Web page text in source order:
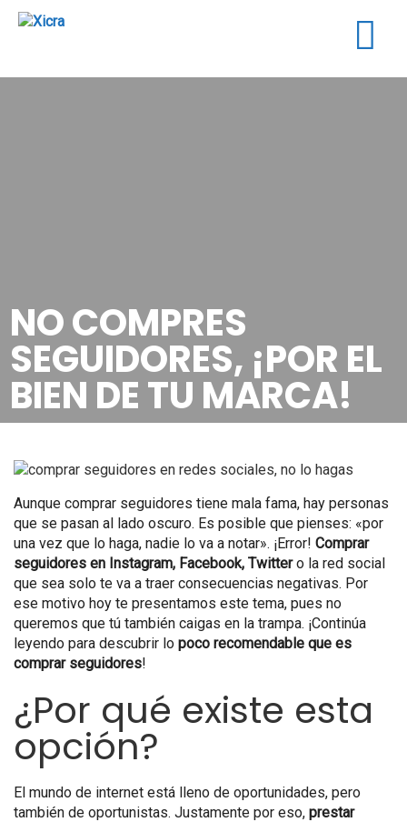
NO COMPRES
SEGUIDORES, ¡POR EL
BIEN DE TU MARCA!
Aunque comprar seguidores tiene mala fama, hay personas
que se pasan al lado oscuro. Es posible que pienses: «por
una vez que lo haga, nadie lo va a notar». ¡Error! Comprar
seguidores en Instagram, Facebook, Twittero la red social
que sea solo te va a traer consecuencias negativas. Por
ese motivo hoy te presentamos este tema, pues no
queremos que tú también caigas en la trampa. ¡Continúa
leyendo para descubrir lo poco recomendable que es
comprar seguidores!
¿Por qué existe esta
opción?
El mundo de internet está lleno de oportunidades, pero
también de oportunistas. Justamente por eso, prestar